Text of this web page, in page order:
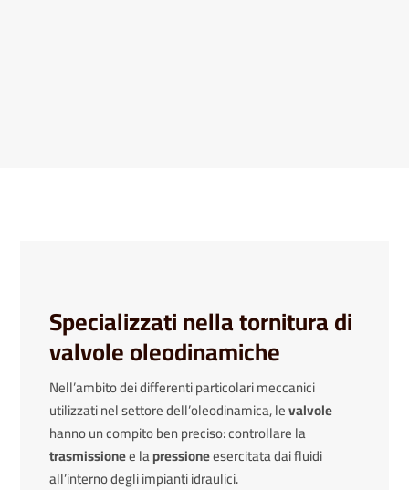
Specializzati nella tornitura di
valvole oleodinamiche
Nell’ambito dei differenti particolari meccanici
utilizzati nel settore dell’oleodinamica, levalvole
hanno un compito ben preciso: controllare la
trasmissionee lapressioneesercitata dai fluidi
all’interno degli impianti idraulici.